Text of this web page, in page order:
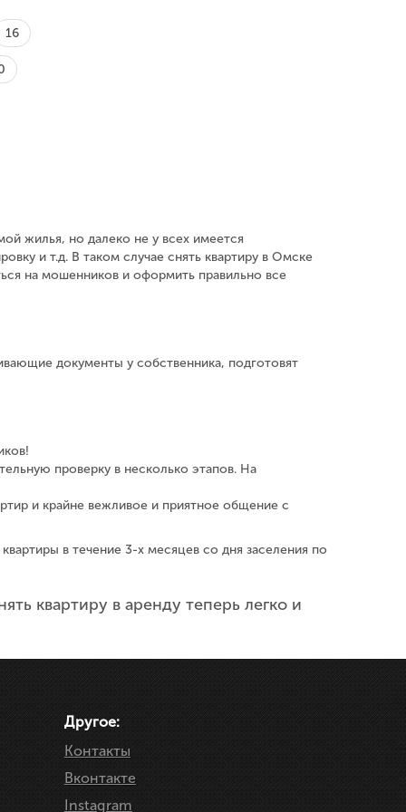
16
жилья, но далеко не у всех имеется
и т.д. В таком случае снять квартиру в Омске
на мошенников и оформить правильно все
документы у собственника, подготовят
проверку в несколько этапов. На
и крайне вежливое и приятное общение с
в течение 3-х месяцев со дня заселения по
квартиру в аренду теперь легко и
Другое:
Контакты
Вконтакте
Instagram